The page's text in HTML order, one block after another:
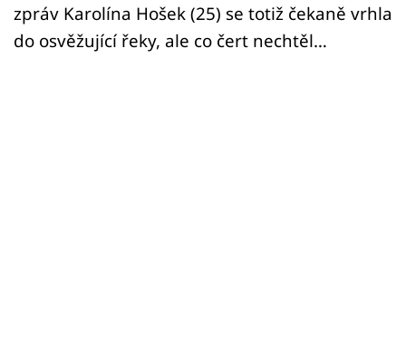
zpráv Karolína Hošek (25) se totiž čekaně vrhla
do osvěžující řeky, ale co čert nechtěl…